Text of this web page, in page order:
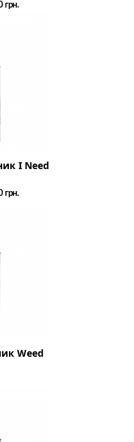
грн.
I Need
грн.
Weed